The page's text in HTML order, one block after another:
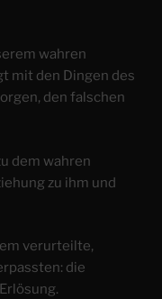
wahren
mit den Dingen des
den falschen
dem wahren
zu ihm und
verurteilte,
die